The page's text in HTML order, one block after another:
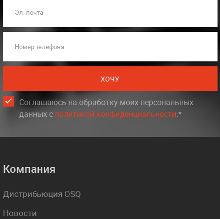
Эл. почта
Номер телефона
ХОЧУ
Соглашаюсь на обработку моих персональных
данных c политикой конфиденциальности.*
Компания
Дистрибьюция OSQ
Новости